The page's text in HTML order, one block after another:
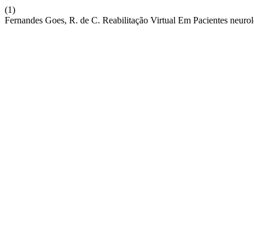
(1)
Fernandes Goes, R. de C. Reabilitação Virtual Em Pacientes